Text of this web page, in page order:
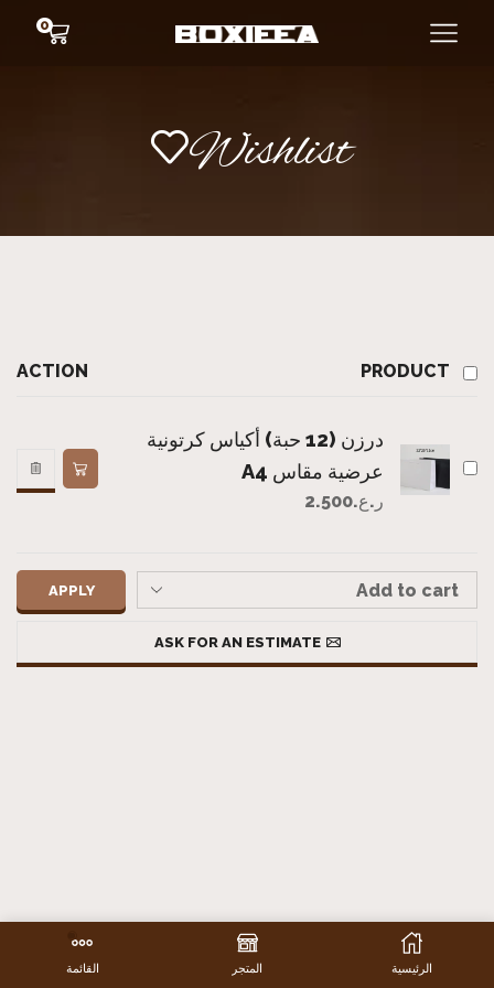
0
Wishlist
PRODUCT
ACTION
درزن (12 حبة) أكياس كرتونية
عرضية مقاس A4
ر.ع.2.500
APPLY
ASK FOR AN ESTIMATE
الرئيسية المتجر القائمة